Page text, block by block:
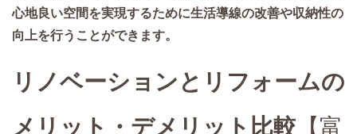
心地良い空間を実現するために生活導線の改善や収納性の
向上を行うことができます。
リノベーションとリフォームの
メリット・デメリット比較 【富